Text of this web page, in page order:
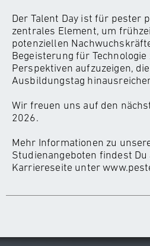
Der Talent Day ist für pester
zentrales Element, um
potenziellen
Begeisterung für Technologie
Perspektiven aufzuzeigen,
Ausbildungstag
Wir freuen uns auf den
2026.
Mehr Informationen zu
Studienangeboten findest
Karriereseite unter